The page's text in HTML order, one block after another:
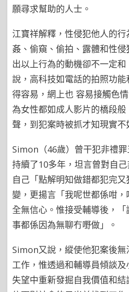
願尋求幫助的人士。
江寶祥解釋，性侵犯他人的
姦、偷窺、偷拍、露體和性
出以上行為的動機卻不一定
說，高科技如電話的拍照功
得容易，網上也 容易接觸色
為女性都如成人影片的橋段
聲，到犯案時被抓才知現實不
Simon（46歲）曾干犯非禮
持續了10多年，坦言曾對自
自己「點解明知做錯都犯完
變，更揚言「我呢世都係咁
全無信心。惟接受輔導後，
事都係因為無聊冇嘢做」。
Simon又說，縱使他犯案後
工作，惟透過和輔導員傾談
失望中重新發掘自我價值和